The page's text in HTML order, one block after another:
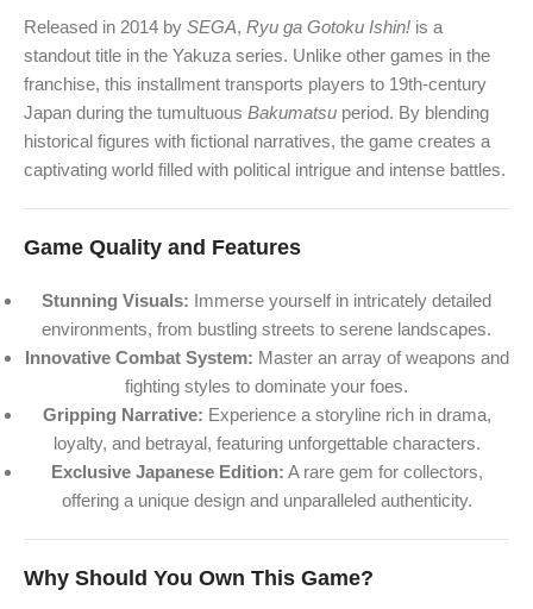
Released in 2014 by SEGA, Ryu ga Gotoku Ishin! is a
standout title in the Yakuza series. Unlike other games in the
franchise, this installment transports players to 19th-century
Japan during the tumultuous Bakumatsu period. By blending
historical figures with fictional narratives, the game creates a
captivating world filled with political intrigue and intense battles.
Game Quality and Features
Stunning Visuals: Immerse yourself in intricately detailed
environments, from bustling streets to serene landscapes.
Innovative Combat System: Master an array of weapons and
fighting styles to dominate your foes.
Gripping Narrative: Experience a storyline rich in drama,
loyalty, and betrayal, featuring unforgettable characters.
Exclusive Japanese Edition: A rare gem for collectors,
offering a unique design and unparalleled authenticity.
Why Should You Own This Game?